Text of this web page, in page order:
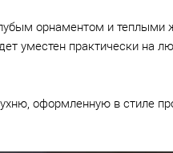
орнаментом и теплыми
уместен практически на
оформленную в стиле